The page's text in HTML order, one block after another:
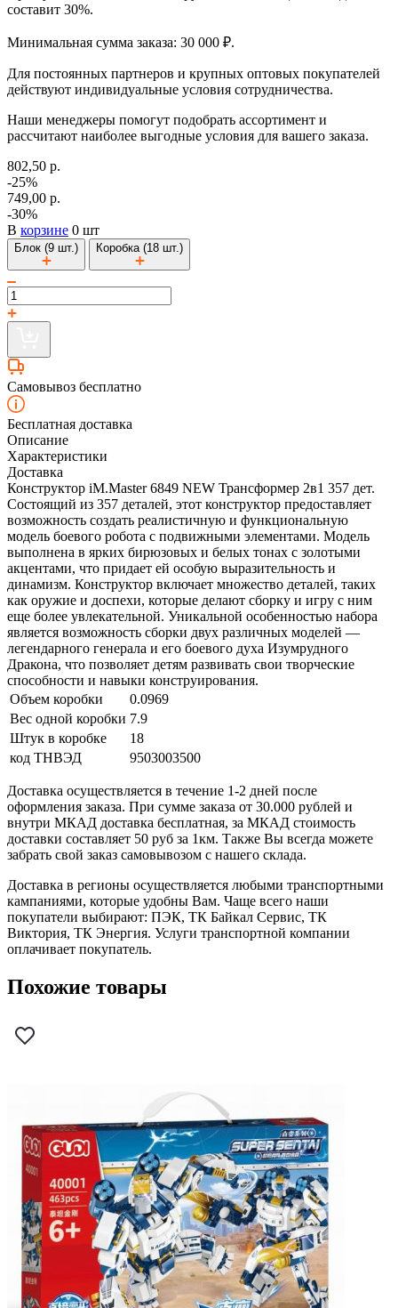
составит 30%.
Минимальная сумма заказа: 30 000 ₽.
Для постоянных партнеров и крупных оптовых покупателей
действуют индивидуальные условия сотрудничества.
Наши менеджеры помогут подобрать ассортимент и
рассчитают наиболее выгодные условия для вашего заказа.
802,50 р.
-25%
749,00 р.
-30%
В корзине 0 шт
Блок (9 шт.) Коробка (18 шт.)
Самовывоз бесплатно
Бесплатная доставка
Описание
Характеристики
Доставка
Конструктор iM.Master 6849 NEW Трансформер 2в1 357 дет.
Состоящий из 357 деталей, этот конструктор предоставляет
возможность создать реалистичную и функциональную
модель боевого робота с подвижными элементами. Модель
выполнена в ярких бирюзовых и белых тонах с золотыми
акцентами, что придает ей особую выразительность и
динамизм. Конструктор включает множество деталей, таких
как оружие и доспехи, которые делают сборку и игру с ним
еще более увлекательной. Уникальной особенностью набора
является возможность сборки двух различных моделей —
легендарного генерала и его боевого духа Изумрудного
Дракона, что позволяет детям развивать свои творческие
способности и навыки конструирования.
Объем коробки
0.0969
Вес одной коробки 7.9
Штук в коробке
18
код ТНВЭД
9503003500
Доставка осуществляется в течение 1-2 дней после
оформления заказа. При сумме заказа от 30.000 рублей и
внутри МКАД доставка бесплатная, за МКАД стоимость
доставки составляет 50 руб за 1км. Также Вы всегда можете
забрать свой заказ самовывозом с нашего склада.
Доставка в регионы осуществляется любыми транспортными
кампаниями, которые удобны Вам. Чаще всего наши
покупатели выбирают: ПЭК, ТК Байкал Сервис, ТК
Виктория, ТК Энергия. Услуги транспортной компании
оплачивает покупатель.
Похожие товары